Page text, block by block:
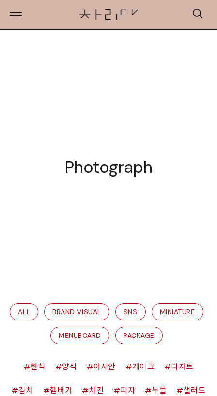
ALL BRAND VISUAL SNS MINIATURE
MENUBOARD PACKAGE
한식 양식 아시안 케이크 디저트
김치 햄버거 치킨 피자 누들 샐러드